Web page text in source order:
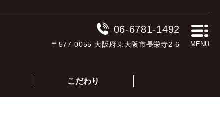
06-6781-1492
〒577-0055 大阪府東大阪市長栄寺2-6 MENU
こだわり